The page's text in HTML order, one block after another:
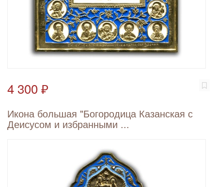
4 300 ₽
Икона большая "Богородица Казанская с
Деисусом и избранными ...